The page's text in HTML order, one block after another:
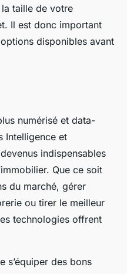
taille de votre
Il est donc important
disponibles avant
numérisé et data-
Intelligence et
indispensables
Que ce soit
du marché, gérer
ou tirer le meilleur
technologies offrent
s’équiper des bons